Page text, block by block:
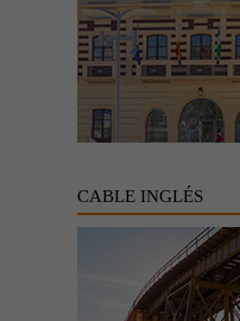
CABLE INGLÉS